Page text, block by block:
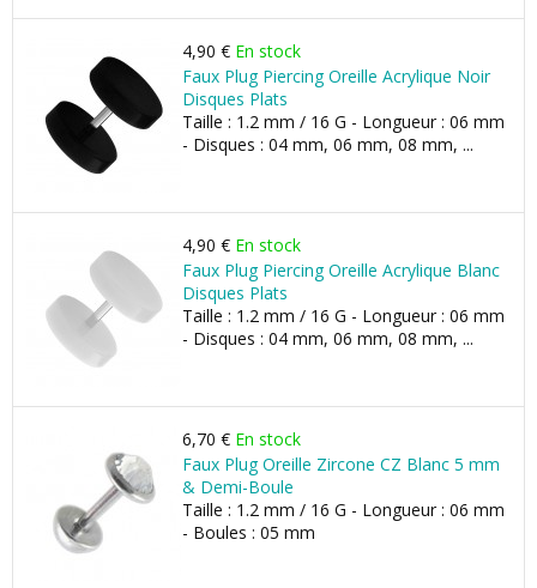
4,90 € En stock
Faux Plug Piercing Oreille Acrylique Noir
Disques Plats
Taille : 1.2 mm / 16 G - Longueur : 06 mm
- Disques : 04 mm, 06 mm, 08 mm, ...
4,90 € En stock
Faux Plug Piercing Oreille Acrylique Blanc
Disques Plats
Taille : 1.2 mm / 16 G - Longueur : 06 mm
- Disques : 04 mm, 06 mm, 08 mm, ...
6,70 € En stock
Faux Plug Oreille Zircone CZ Blanc 5 mm
& Demi-Boule
Taille : 1.2 mm / 16 G - Longueur : 06 mm
- Boules : 05 mm